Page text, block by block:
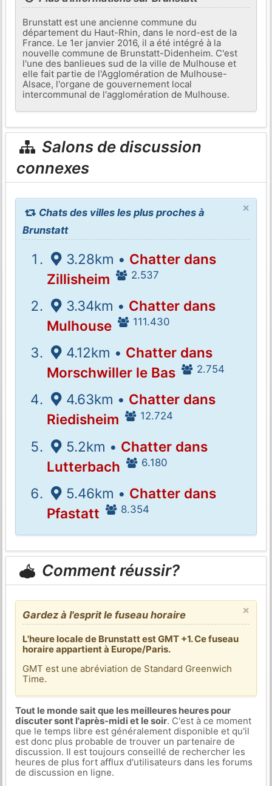
Brunstatt est une ancienne commune du
département du Haut-Rhin, dans le nord-est de la
France. Le 1er janvier 2016, il a été intégré à la
nouvelle commune de Brunstatt-Didenheim. C'est
l'une des banlieues sud de la ville de Mulhouse et
elle fait partie de l'Agglomération de Mulhouse-
Alsace, l'organe de gouvernement local
intercommunal de l'agglomération de Mulhouse.
Salons de discussion
connexes
×
Chats des villes les plus proches à
Brunstatt
3.28km • Chatter dans
Zillisheim
2.537
3.34km • Chatter dans
Mulhouse
111.430
4.12km • Chatter dans
Morschwiller le Bas
2.754
4.63km • Chatter dans
Riedisheim
12.724
5.2km • Chatter dans
Lutterbach
6.180
5.46km • Chatter dans
Pfastatt
8.354
Comment réussir?
×
Gardez à l'esprit le fuseau horaire
L'heure locale de Brunstatt est GMT +1. Ce fuseau
horaire appartient à Europe/Paris.
GMT est une abréviation de Standard Greenwich
Time.
Tout le monde sait que les meilleures heures pour
discuter sont l'après-midi et le soir. C'est à ce moment
que le temps libre est généralement disponible et qu'il
est donc plus probable de trouver un partenaire de
discussion. Il est toujours conseillé de rechercher les
heures de plus fort afflux d'utilisateurs dans les forums
de discussion en ligne.